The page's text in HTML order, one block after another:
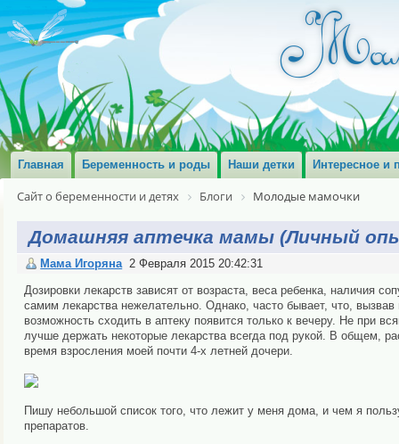
Главная Беременность и роды Наши детки Интересное и
Сайт о беременности и детях Блоги Молодые мамочки
Домашняя аптечка мамы (Личный
Мама Игоряна 2 Февраля 2015 20:42:31
Дозировки лекарств зависят от возраста, веса ребенка, наличия
самим лекарства нежелательно. Однако, часто бывает, что,
возможность сходить в аптеку появится только к вечеру. Не при
лучше держать некоторые лекарства всегда под рукой. В общем,
время взросления моей почти 4-х летней дочери.
Пишу небольшой список того, что лежит у меня дома, и чем я
препаратов.